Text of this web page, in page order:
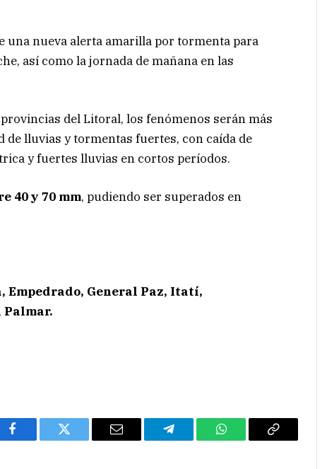
nueva alerta amarilla por tormenta para
así como la jornada de mañana en las
del Litoral, los fenómenos serán más
lluvias y tormentas fuertes, con caída de
y fuertes lluvias en cortos períodos.
40 y 70 mm, pudiendo ser superados en
Empedrado, General Paz, Itatí,
Palmar.
Facebook Twitter Email Telegram WhatsAppCopy